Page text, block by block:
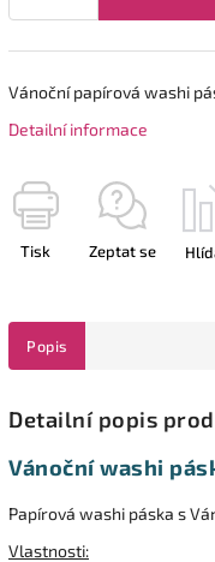
Vánoční papírová washi
Detailní informace
Tisk Zeptat se
Popis
Detailní popis
Vánoční washi
Papírová washi páska s
Vlastnosti: